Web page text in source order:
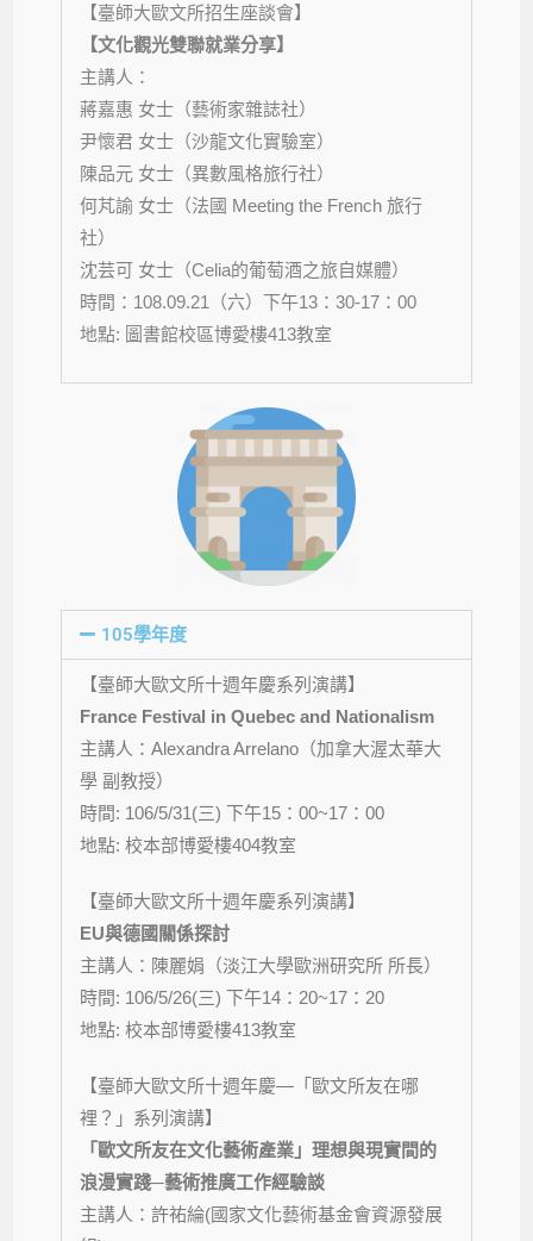
【臺師大歐文所招生座談會】
【文化觀光雙聯就業分享】
主講人：
蔣嘉惠 女士（藝術家雜誌社）
尹懷君 女士（沙龍文化實驗室）
陳品元 女士（異數風格旅行社）
何芃諭 女士（法國 Meeting the French 旅行
社）
沈芸可 女士（Celia的葡萄酒之旅自媒體）
時間： 108.09.21 （六）下午13：30-17 ：00
地點: 圖書館校區博愛樓413教室
105學年度
【臺師大歐文所十週年慶系列演講】
France Festival in Quebec and Nationalism
主講人：Alexandra Arrelano（加拿大渥太華大
學 副教授）
時間: 106/5/31(三) 下午15：00~17：00
地點: 校本部博愛樓404教室
【臺師大歐文所十週年慶系列演講】
EU與德國關係探討
主講人：陳麗娟（淡江大學歐洲研究所 所長）
時間: 106/5/26(三) 下午14：20~17：20
地點: 校本部博愛樓413教室
【臺師大歐文所十週年慶—「歐文所友在哪
裡？」系列演講】
「歐文所友在文化藝術產業」理想與現實間的
浪漫實踐─藝術推廣工作經驗談
主講人：許祐綸(國家文化藝術基金會資源發展